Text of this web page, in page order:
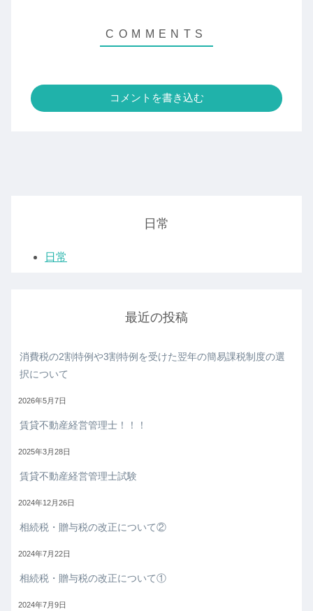
コメントを書き込む
日常
日常
最近の投稿
消費税の2割特例や3割特例を受けた翌年の簡易課税制度の選
択について
2026年5月7日
賃貸不動産経営管理士！！！
2025年3月28日
賃貸不動産経営管理士試験
2024年12月26日
相続税・贈与税の改正について②
2024年7月22日
相続税・贈与税の改正について①
2024年7月9日